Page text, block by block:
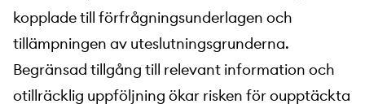
kopplade till förfrågningsunderlagen och
tillämpningen av uteslutningsgrunderna.
Begränsad tillgång till relevant information och
otillräcklig uppföljning ökar risken för oupptäckta